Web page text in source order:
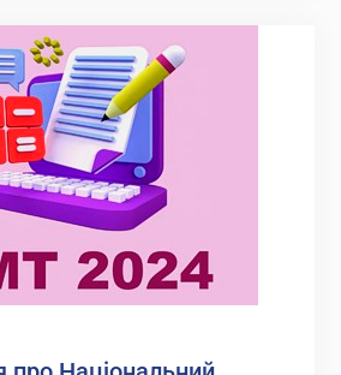
основній
та
початковій
школі
у
2024
році